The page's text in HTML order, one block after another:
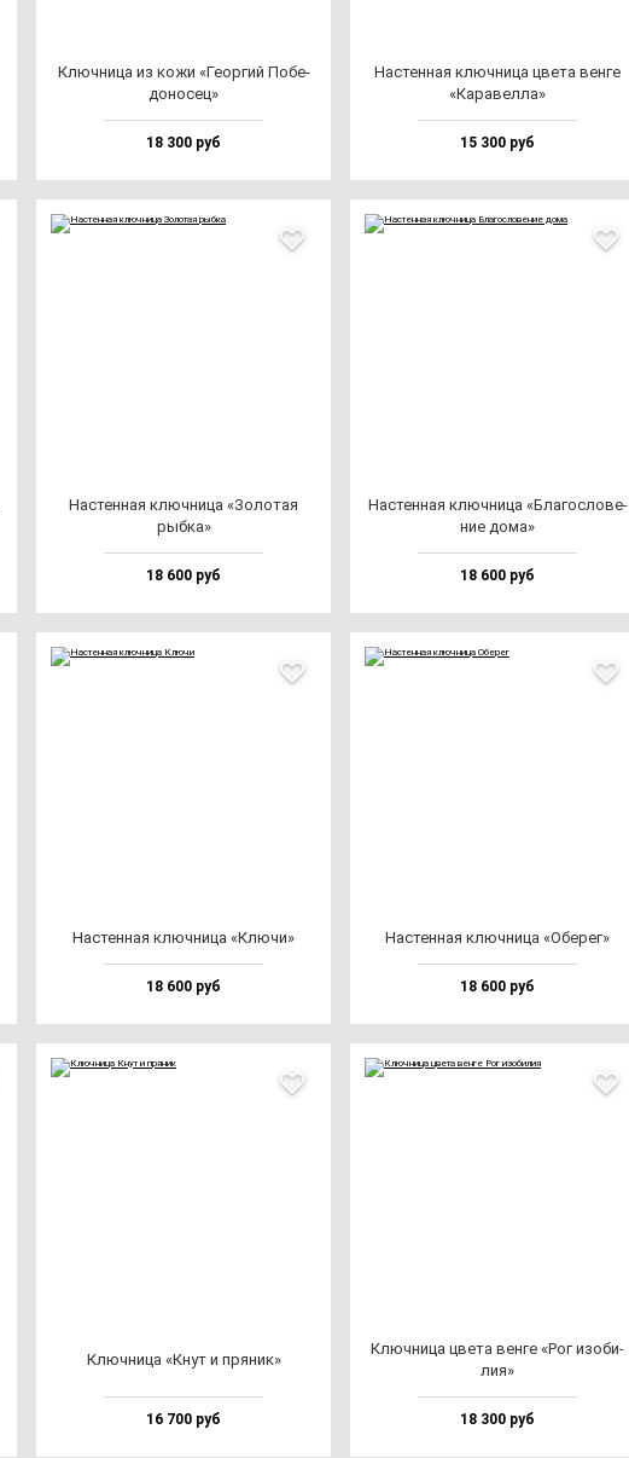
Ключ­ни­ца из ко­жи «Геор­гий Побе­
до­но­сец»
18 300 руб
Нас­тен­ная ключ­ни­ца цве­та вен­ге
«Кара­вел­ла»
15 300 руб
Нас­тен­ная ключ­ни­ца «Золо­тая
рыб­ка»
18 600 руб
Нас­тен­ная ключ­ни­ца «Бла­гос­ло­ве­
ние до­ма»
18 600 руб
Нас­тен­ная ключ­ни­ца «Клю­чи»
18 600 руб
Нас­тен­ная ключ­ни­ца «Обе­рег»
18 600 руб
Ключ­ни­ца «Кнут и пря­ник»
16 700 руб
Ключ­ни­ца цве­та вен­ге «Рог изо­би­
лия»
18 300 руб